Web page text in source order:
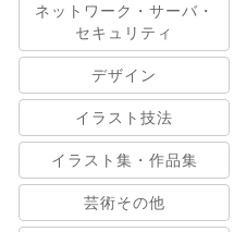
ネットワーク・サーバ・
セキュリティ
デザイン
イラスト技法
イラスト集・作品集
芸術その他